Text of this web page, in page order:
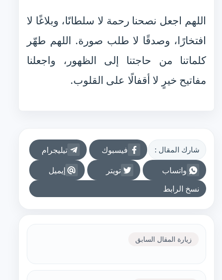
اللهم اجعل نصحنا رحمة لا سلطانًا، وبلاغًا لا
افتخارًا، وصدقًا لا طلب صورة. اللهم طهّر
كلماتنا من حاجتنا إلى الظهور، واجعلنا
مفاتيح خيرٍ لا أقفالًا على القلوب.
شارك المقال : فيسبوك
تيليجرام
واتساب
تويتر
إيميل
نسخ الرابط
زيارة المقال السابق